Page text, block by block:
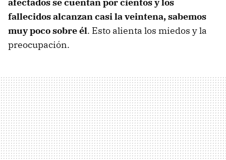
fallecidos alcanzan casi la veintena, sabemos
muy poco sobre él. Esto alienta los miedos y la
preocupación.